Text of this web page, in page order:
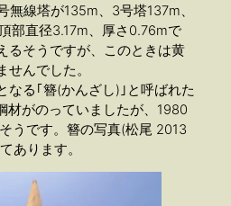
無線塔が135m、3号塔137m、
部直径3.17m、厚さ0.76mで
るそうですが、このときは黄
んでした。
なる｢簪(かんざし)｣と呼ばれた
材がのっていましたが、1980
うです。簪の写真(松尾 2013
あります。